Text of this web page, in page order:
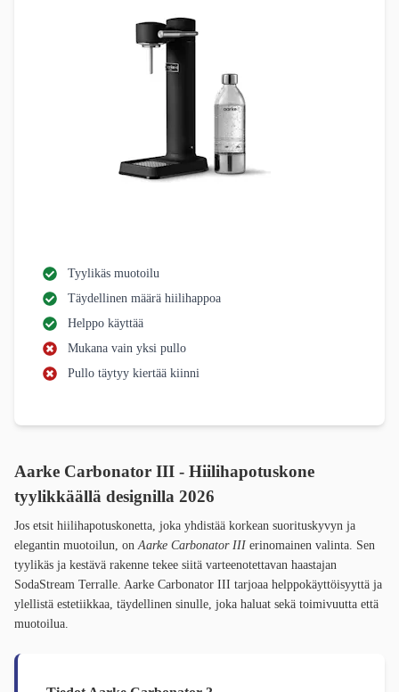
Tyylikäs muotoilu
Täydellinen määrä hiilihappoa
Helppo käyttää
Mukana vain yksi pullo
Pullo täytyy kiertää kiinni
Aarke Carbonator III - Hiilihapotuskone
tyylikkäällä designilla 2026
Jos etsit hiilihapotuskonetta, joka yhdistää korkean suorituskyvyn ja
elegantin muotoilun, onAarke Carbonator III erinomainen valinta. Sen
tyylikäs ja kestävä rakenne tekee siitä varteenotettavan haastajan
SodaStream Terralle. Aarke Carbonator III tarjoaa helppokäyttöisyyttä ja
ylellistä estetiikkaa, täydellinen sinulle, joka haluat sekä toimivuutta että
muotoilua.